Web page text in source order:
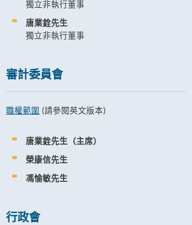
獨立非執行董事
唐業銓先生
獨立非執行董事
審計委員會
職權範圍 (請參閱英文版本)
唐業銓先生（主席）
榮康信先生
馮愉敏先生
行政會